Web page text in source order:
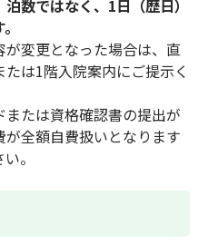
泊数ではなく、1日（歴日）
が変更となった場合は、直
は1階入院案内にご提示く
たは資格確認書の提出が
全額自費扱いとなります
。